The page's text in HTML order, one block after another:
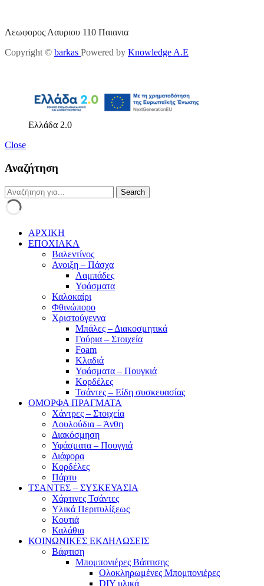
Λεωφορος Λαυριου 110 Παιανια
Copyright © barkas Powered by Knowledge A.E
Ελλάδα 2.0
Close
Αναζήτηση
ΑΡΧΙΚΗ
ΕΠΟΧΙΑΚΑ
Βαλεντίνος
Ανοιξη – Πάσχα
Λαμπάδες
Υφάσματα
Καλοκαίρι
Φθινώπορο
Χριστούγεννα
Μπάλες – Διακοσμητικά
Γούρια – Στοιχεία
Foam
Κλαδιά
Υφάσματα – Πουγκιά
Κορδέλες
Τσάντες – Είδη συσκευασίας
ΟΜΟΡΦΑ ΠΡΑΓΜΑΤΑ
Χάντρες – Στοιχεία
Λουλούδια – Άνθη
Διακόσμηση
Υφάσματα – Πουγγιά
Διάφορα
Κορδέλες
Πάρτυ
ΤΣΑΝΤΕΣ – ΣΥΣΚΕΥΑΣΙΑ
Χάρτινες Τσάντες
Υλικά Περιτυλίξεως
Κουτιά
Καλάθια
ΚΟΙΝΩΝΙΚΕΣ ΕΚΔΗΛΩΣΕΙΣ
Βάφτιση
Μπομπονιέρες Βάπτισης
Ολοκληρωμένες Μπομπονιέρες
DIY υλικά